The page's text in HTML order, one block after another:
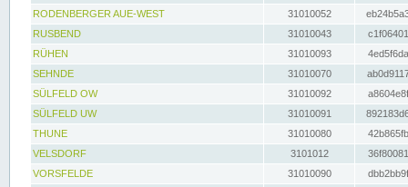
RODENBERGER AUE-WEST
31010052
RUSBEND
31010043
RÜHEN
31010093
SEHNDE
31010070
SÜLFELD OW
31010092
SÜLFELD UW
31010091
THUNE
31010080
VELSDORF
3101012
VORSFELDE
31010090